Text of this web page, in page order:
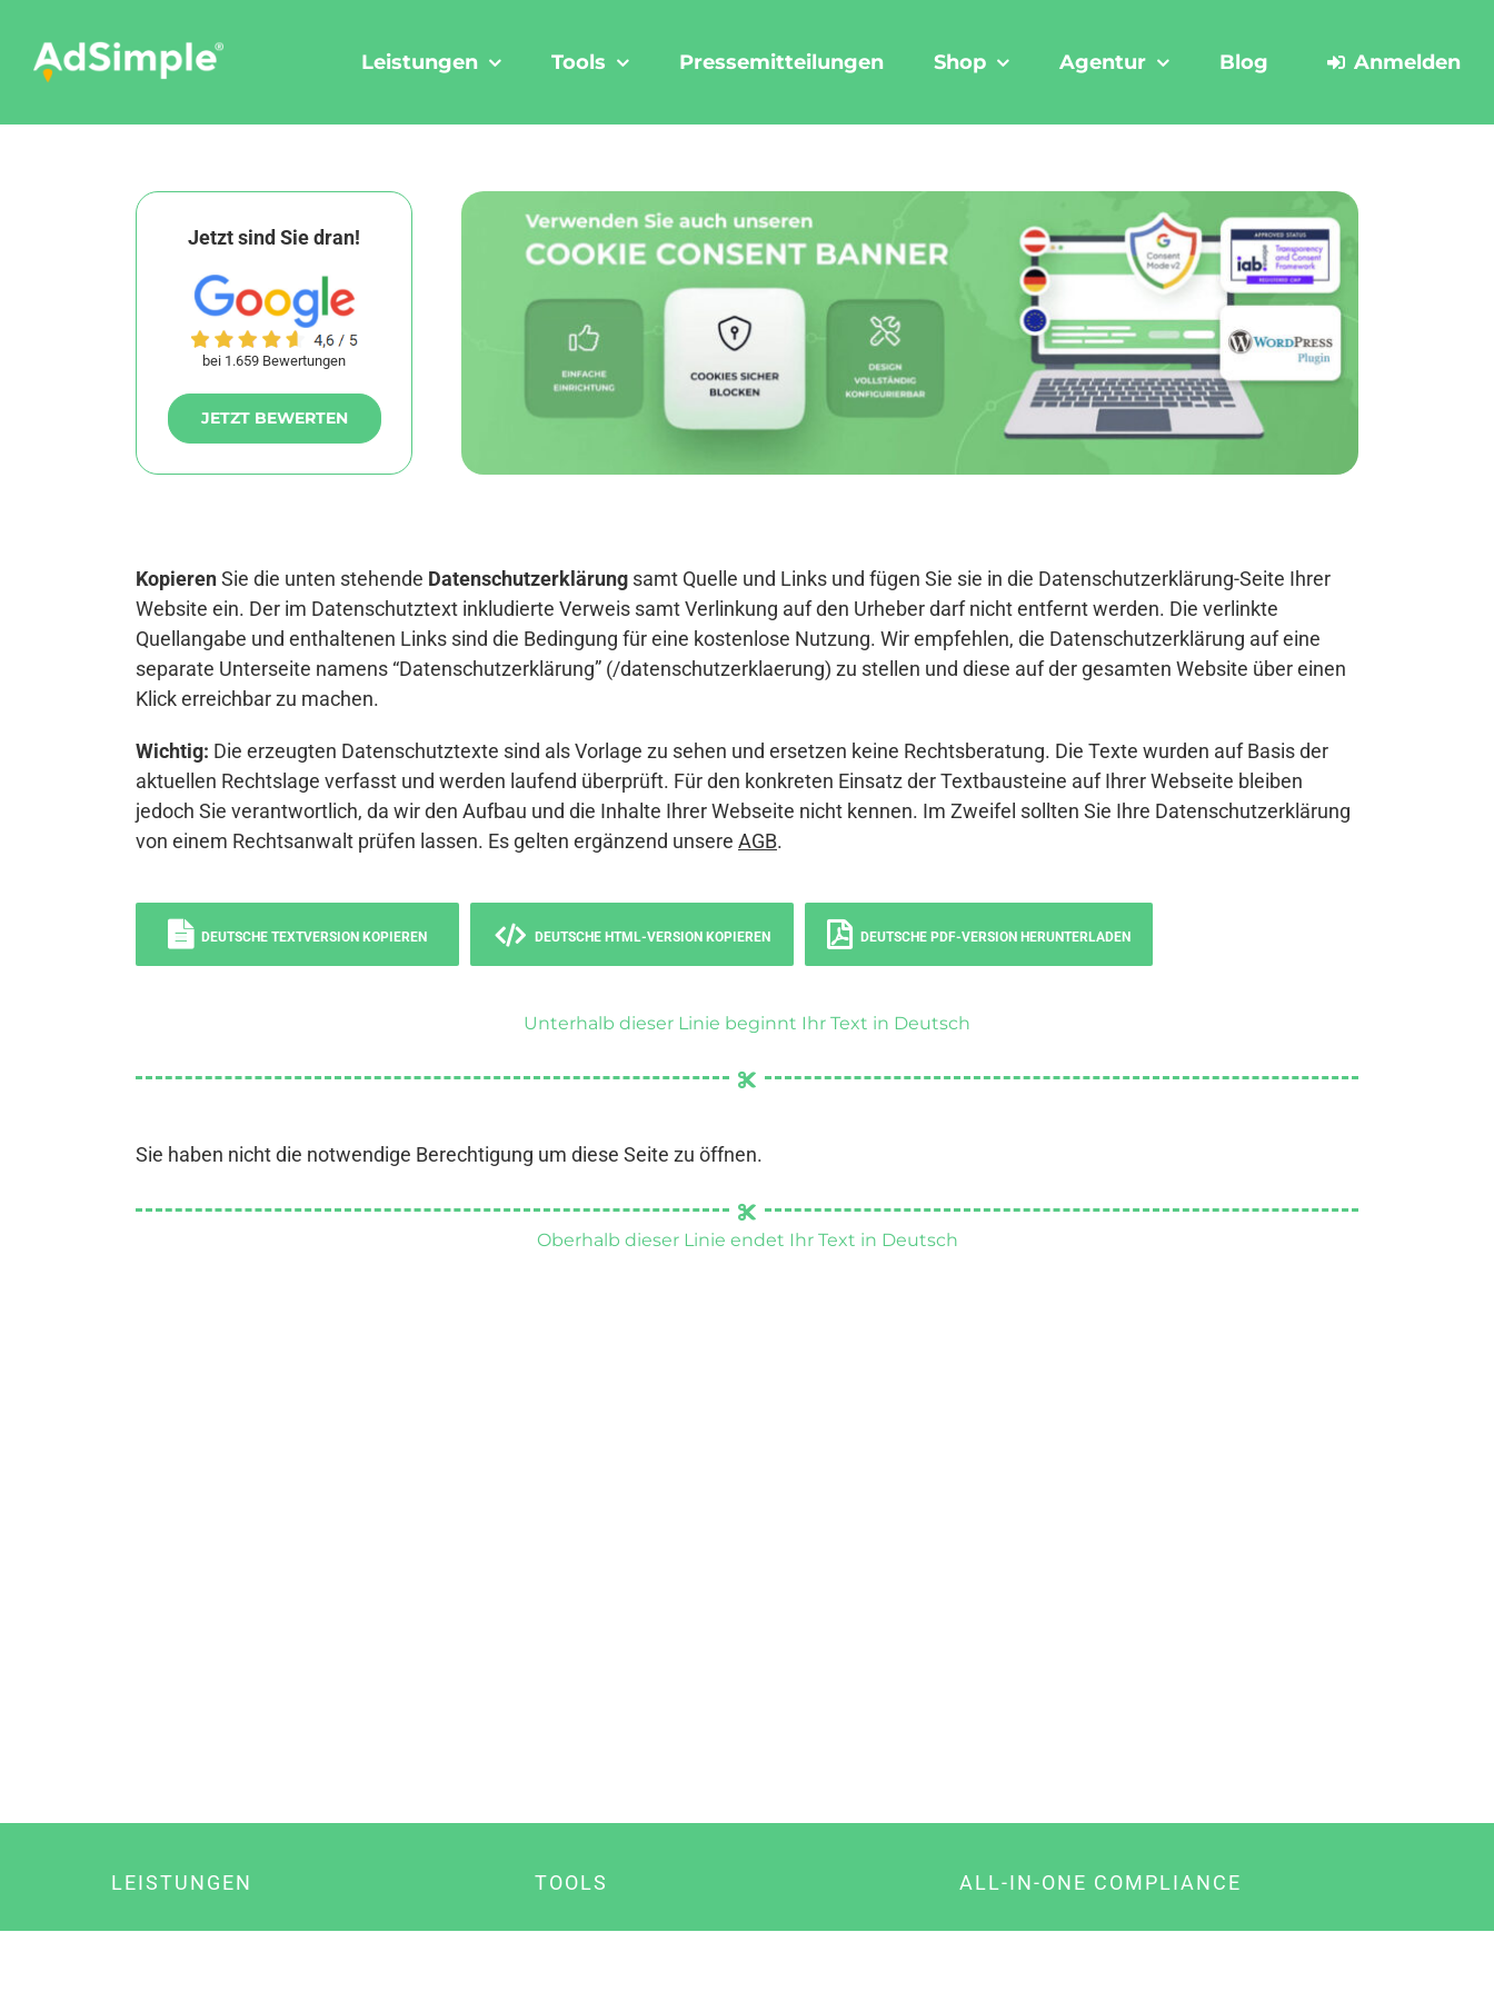
content
Leistungen Tools Pressemitteilungen Shop Agentur Blog Anmelden
Jetzt sind Sie dran!
bei 1.659 Bewertungen
JETZT BEWERTEN
KopierenSie die unten stehende Datenschutzerklärung samt Quelle und Links und fügen Sie sie in die Datenschutzerklärung-Seite Ihrer
Website ein. Der im Datenschutztext inkludierte Verweis samt Verlinkung auf den Urheber darf nicht entfernt werden. Die verlinkte
Quellangabe und enthaltenen Links sind die Bedingung für eine kostenlose Nutzung. Wir empfehlen, die Datenschutzerklärung auf eine
separate Unterseite namens “Datenschutzerklärung” (/datenschutzerklaerung) zu stellen und diese auf der gesamten Website über einen
Klick erreichbar zu machen.
Wichtig: Die erzeugten Datenschutztexte sind als Vorlage zu sehen und ersetzen keine Rechtsberatung. Die Texte wurden auf Basis der
aktuellen Rechtslage verfasst und werden laufend überprüft. Für den konkreten Einsatz der Textbausteine auf Ihrer Webseite bleiben
jedoch Sie verantwortlich, da wir den Aufbau und die Inhalte Ihrer Webseite nicht kennen. Im Zweifel sollten Sie Ihre Datenschutzerklärung
von einem Rechtsanwalt prüfen lassen. Es gelten ergänzend unsere AGB.
DEUTSCHE TEXTVERSION KOPIEREN DEUTSCHE HTML-VERSION KOPIEREN DEUTSCHE PDF-VERSION HERUNTERLADEN
Unterhalb dieser Linie beginnt Ihr Text in Deutsch
Sie haben nicht die notwendige Berechtigung um diese Seite zu öffnen.
Oberhalb dieser Linie endet Ihr Text in Deutsch
LEISTUNGEN TOOLS ALL-IN-ONE COMPLIANCE